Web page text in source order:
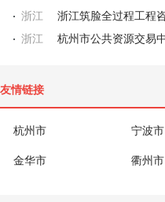
浙江
浙江
友情链接
杭州市 宁波市
金华市 衢州市